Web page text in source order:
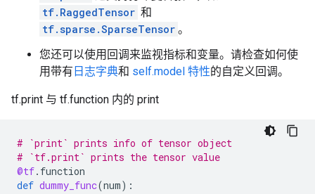
tf.RaggedTensor 和
tf.sparse.SparseTensor 。
您还可以使用回调来监视指标和变量。请检查如何使
用带有 日志字典和 self.model 特性的自定义回调。
tf.print 与 tf.function 内的 print
# `print` prints info of tensor object
# `tf.print` prints the tensor value
@tf. function
def dummy_func(num):